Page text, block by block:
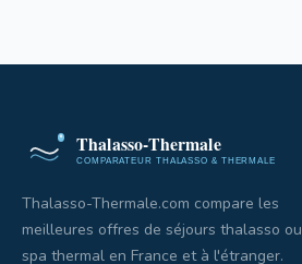
Thalasso-Thermale.com compare les
meilleures offres de séjours thalasso ou
spa thermal en France et à l'étranger.